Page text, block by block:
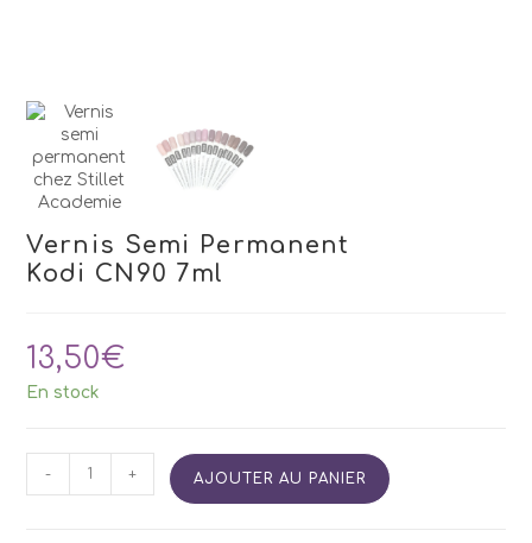
Vernis Semi Permanent
Kodi CN90 7ml
13,50€
En stock
quantité
- + AJOUTER AU PANIER